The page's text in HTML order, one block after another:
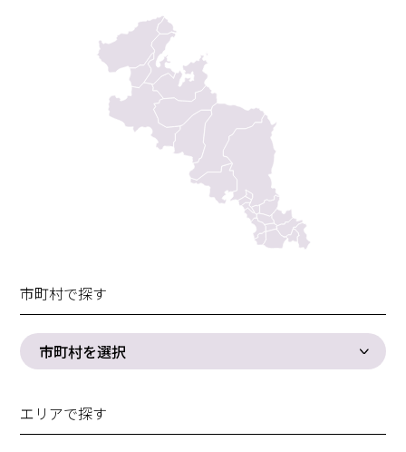
市町村で探す
市町村を選択
エリアで探す